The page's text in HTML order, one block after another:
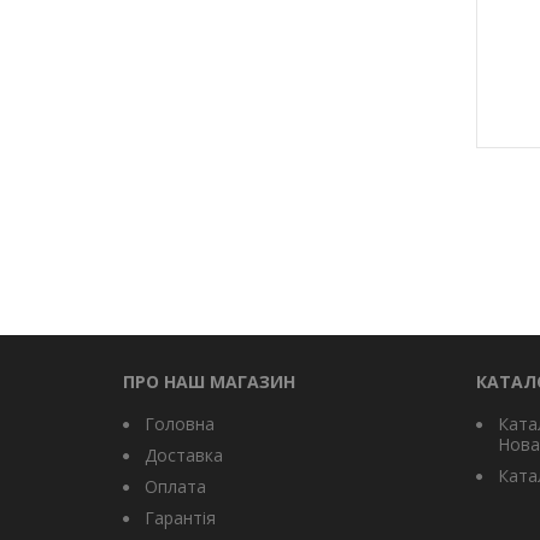
ПРО НАШ МАГАЗИН
Головна
Доставка
Оплата
Гарантія